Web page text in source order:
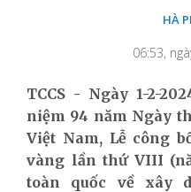
HÀ
06:53,
TCCS - Ngày 1-2-
niệm 94 năm Ngày
Việt Nam, Lễ công
vàng lần thứ VIII
toàn quốc về xây